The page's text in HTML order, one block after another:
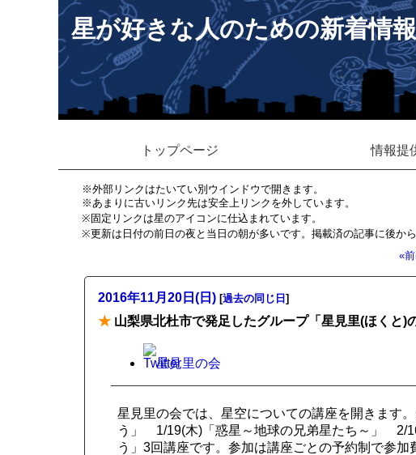
星が好きな人のための新着情報
トップページ 情報提
※外部リンクはたいてい別ウインドウで開きます。
※あまりに古いリンク先は安全上リンクを外しています。
※固定リンクは星のアイコンに仕込まれています。
※更新は日付の前日の夜と当日の朝が多いです。掲載済の記事に後か
«
2016年11月20日(日) [過去の同じ日 ]
★ 山梨県北杜市で発足したグループ「星見里(ほくと)
星見里の会
星見里の会では、星空についての講座を開きます
う」 1/19(木)「惑星～地球の兄弟星たち～」 2/
う」3回講座です。参加は講座ごとの予約制で参